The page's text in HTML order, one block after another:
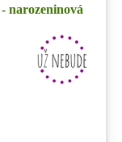
narozeninová